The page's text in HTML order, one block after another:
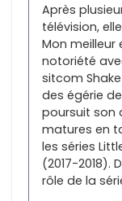
Après
télévision,
Mon meilleur
notoriété
sitcom
des égérie
poursuit son
matures en
les séries
(2017-2018).
rôle de la